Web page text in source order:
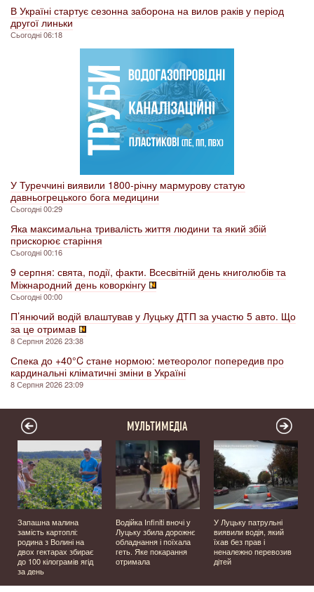
В Україні стартує сезонна заборона на вилов раків у період
другої линьки
Сьогодні 06:18
У Туреччині виявили 1800-річну мармурову статую
давньогрецького бога медицини
Сьогодні 00:29
Яка максимальна тривалість життя людини та який збій
прискорює старіння
Сьогодні 00:16
9 серпня: свята, події, факти. Всесвітній день книголюбів та
Міжнародний день коворкінгу
Сьогодні 00:00
П’янючий водій влаштував у Луцьку ДТП за участю 5 авто. Що
за це отримав
8 Серпня 2026 23:38
Спека до +40°C стане нормою: метеоролог попередив про
кардинальні кліматичні зміни в Україні
8 Серпня 2026 23:09
МУЛЬТИМЕДІА
Запашна малина
замість картоплі:
родина з Волині на
двох гектарах збирає
до 100 кілограмів ягід
за день
Водійка Infiniti вночі у
Луцьку збила дорожнє
обладнання і поїхала
геть. Яке покарання
отримала
У Луцьку патрульні
виявили водія, який
їхав без прав і
неналежно перевозив
дітей